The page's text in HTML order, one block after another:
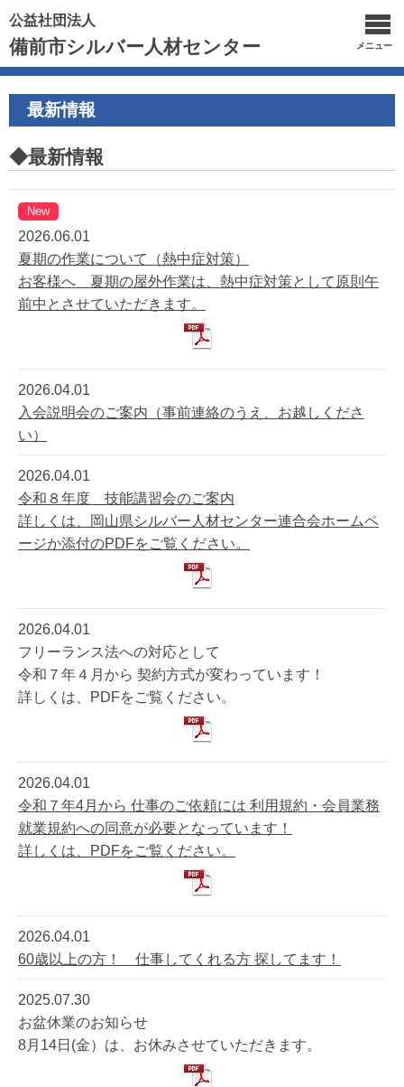
公益社団法人
備前市シルバー人材センター メニュー
最新情報
◆最新情報
New
2026.06.01
夏期の作業について（熱中症対策）
お客様へ 夏期の屋外作業は、熱中症対策として原則午
前中とさせていただきます。
2026.04.01
入会説明会のご案内（事前連絡のうえ、お越しくださ
い）
2026.04.01
令和８年度 技能講習会のご案内
詳しくは、岡山県シルバー人材センター連合会ホームペ
ージか添付のPDFをご覧ください。
2026.04.01
フリーランス法への対応として
令和７年４月から 契約方式が変わっています！
詳しくは、PDFをご覧ください。
2026.04.01
令和７年4月から 仕事のご依頼には 利用規約・会員業務
就業規約への同意が必要となっています！
詳しくは、PDFをご覧ください。
2026.04.01
60歳以上の方！ 仕事してくれる方 探してます！
2025.07.30
お盆休業のお知らせ
8月14日(金）は、お休みさせていただきます。